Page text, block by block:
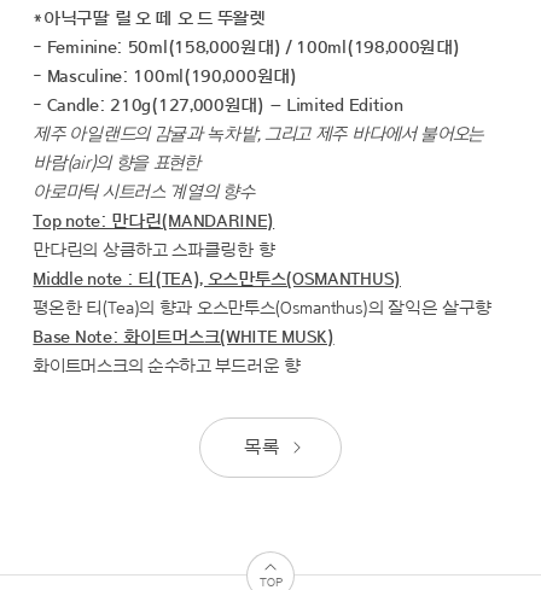
*아닉구딸 릴 오 떼 오 드 뚜왈렛
- Feminine: 50ml(158,000원대) / 100ml(198,000원대)
- Masculine: 100ml(190,000원대)
- Candle: 210g(127,000원대) – Limited Edition
제주 아일랜드의 감귤과 녹차밭, 그리고 제주 바다에서 불어오는
바람(air)의 향을 표현한
아로마틱 시트러스 계열의 향수
Top note: 만다린(MANDARINE)
만다린의 상큼하고 스파클링한 향
Middle note : 티(TEA), 오스만투스(OSMANTHUS)
평온한 티(Tea)의 향과 오스만투스(Osmanthus)의 잘익은 살구향
Base Note: 화이트머스크(WHITE MUSK)
화이트머스크의 순수하고 부드러운 향
목록
TOP